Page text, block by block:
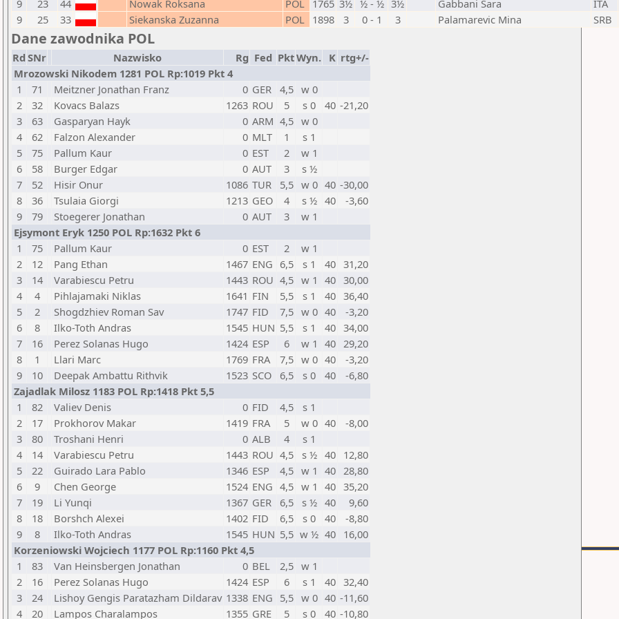
9
23 44 Nowak Roksana POL 1765 3½ ½ - ½ 3½ Gabbani Sara ITA
9
25 33 Siekanska Zuzanna POL 1898 3 0 - 1 3 Palamarevic Mina SRB
Dane zawodnika POL
Rd SNr Nazwisko Rg Fed PktWyn. K rtg+/-
Mrozowski Nikodem 1281 POL Rp:1019 Pkt 4
1
71 Meitzner Jonathan Franz 0 GER 4,5 w 0
2
32 Kovacs Balazs 1263 ROU 5 s 0 40 -21,20
3
63 Gasparyan Hayk 0 ARM 4,5 w 0
4
62 Falzon Alexander 0 MLT 1
s 1
5
75 Pallum Kaur 0 EST 2
w 1
6
58 Burger Edgar 0 AUT 3
s ½
7
52 Hisir Onur 1086 TUR 5,5 w 0 40 -30,00
8
36 Tsulaia Giorgi 1213 GEO 4 s ½ 40
-3,60
9
79 Stoegerer Jonathan 0 AUT 3
w 1
Ejsymont Eryk 1250 POL Rp:1632 Pkt 6
1
75 Pallum Kaur 0 EST 2
w 1
2
12 Pang Ethan 1467 ENG 6,5 s 1 40 31,20
3
14 Varabiescu Petru 1443 ROU 4,5 w 1 40 30,00
4
4 Pihlajamaki Niklas 1641 FIN 5,5 s 1 40 36,40
5
2 Shogdzhiev Roman Sav 1747 FID 7,5 w 0 40
-3,20
6
8 Ilko-Toth Andras 1545 HUN 5,5 s 1 40 34,00
7
16 Perez Solanas Hugo 1424 ESP 6 w 1 40 29,20
8
1 Llari Marc 1769 FRA 7,5 w 0 40
-3,20
9
10 Deepak Ambattu Rithvik 1523 SCO 6,5 s 0 40
-6,80
Zajadlak Milosz 1183 POL Rp:1418 Pkt 5,5
1
82 Valiev Denis 0 FID 4,5
s 1
2
17 Prokhorov Makar 1419 FRA 5 w 0 40
-8,00
3
80 Troshani Henri 0 ALB 4
s 1
4
14 Varabiescu Petru 1443 ROU 4,5 s ½ 40 12,80
5
22 Guirado Lara Pablo 1346 ESP 4,5 w 1 40 28,80
6
9 Chen George 1524 ENG 4,5 w 1 40 35,20
7
19 Li Yunqi 1367 GER 6,5 s ½ 40
9,60
8
18 Borshch Alexei 1402 FID 6,5 s 0 40
-8,80
9
8 Ilko-Toth Andras 1545 HUN 5,5 w ½ 40 16,00
Korzeniowski Wojciech 1177 POL Rp:1160 Pkt 4,5
1
83 Van Heinsbergen Jonathan 0 BEL 2,5 w 1
2
16 Perez Solanas Hugo 1424 ESP 6 s 1 40 32,40
3
24 Lishoy Gengis Paratazham Dildarav 1338 ENG 5,5 w 0 40 -11,60
4
20 Lampos Charalampos 1355 GRE 5 s 0 40 -10,80